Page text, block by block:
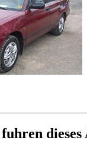
dieses